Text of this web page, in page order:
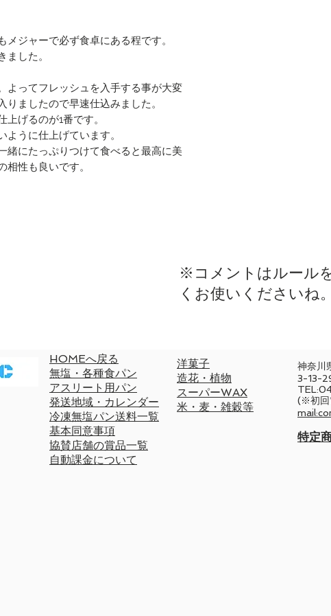
ジャーで必ず食卓にある程です。
した。
よってフレッシュを入手する事が大変
ましたので早速仕込みました。
げるのが1番です。
うに仕上げています。
緒にたっぷりつけて食べると最高に美
性も良いです。
​※コメントはルール
くお使いくださいね。
HOMEへ戻る
無塩・各種食パン
​アスリート用パン
発送地域・カレンダー
冷凍無塩パン送料一覧
基本同意事項
協賛店舗の賞品一覧
自動課金について
洋菓子
造花・植物
スーパーWAX
米・麦・雑穀等
神奈川
3-13-
(※初回
特定